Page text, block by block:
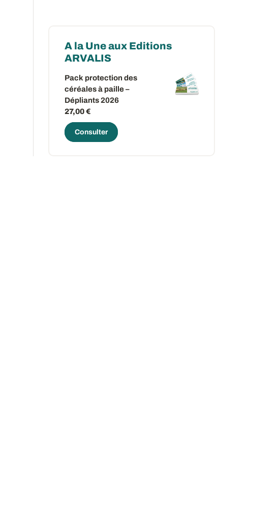
A la Une aux Editions
ARVALIS
Pack protection des
céréales à paille –
Dépliants 2026
27,00 €
Consulter